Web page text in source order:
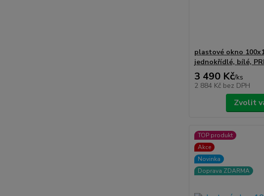
plastové okno
jednokřídlé, bílé,
3 490 Kč/ks
2 884 Kč bez DPH
Zvolit
TOP produkt
Akce
Novinka
Doprava ZDARMA